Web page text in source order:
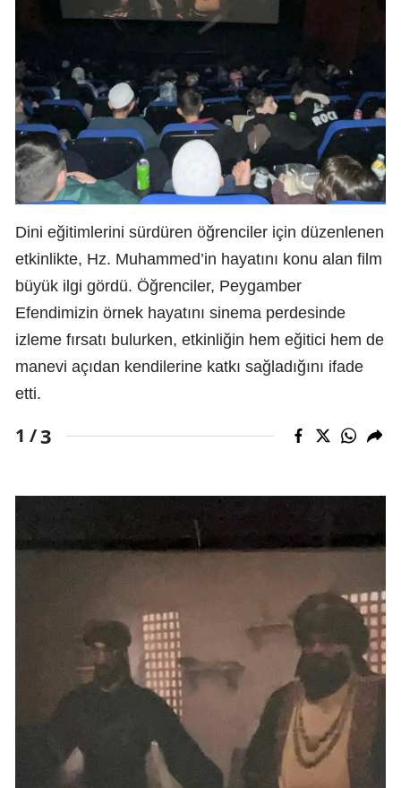
Dini eğitimlerini sürdüren öğrenciler için düzenlenen
etkinlikte, Hz. Muhammed’in hayatını konu alan film
büyük ilgi gördü. Öğrenciler, Peygamber
Efendimizin örnek hayatını sinema perdesinde
izleme fırsatı bulurken, etkinliğin hem eğitici hem de
manevi açıdan kendilerine katkı sağladığını ifade
etti.
1 /3